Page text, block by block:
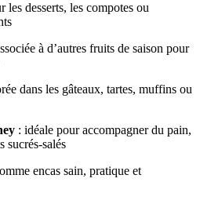
les desserts, les compotes ou
à d’autres fruits de saison pour
dans les gâteaux, tartes, muffins ou
: idéale pour accompagner du pain,
sucrés-salés
encas sain, pratique et